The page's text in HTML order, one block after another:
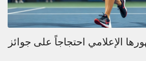
الإعلامي احتجاجاً على جوائز